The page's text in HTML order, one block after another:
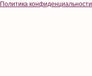
Политика конфиденциальности